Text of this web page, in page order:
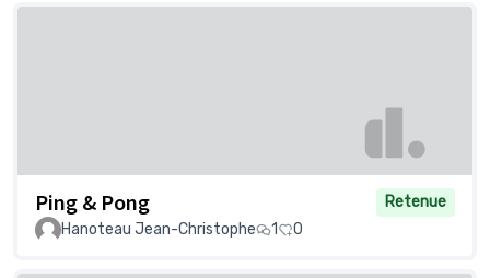
Ping & Pong
Retenue
Hanoteau Jean-Christophe
1 0